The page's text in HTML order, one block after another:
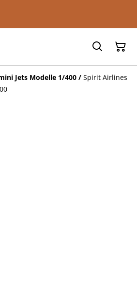
Jets Modelle 1/400 / Spirit Airlines